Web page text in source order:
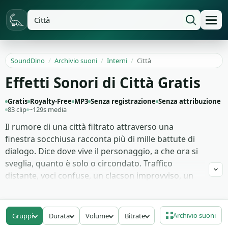
SoundDino / Archivio suoni / Interni / Città
Effetti Sonori di Città Gratis
Gratis Royalty-Free MP3 Senza registrazione Senza attribuzione
83 clip ~129s media
Il rumore di una città filtrato attraverso una
finestra socchiusa racconta più di mille battute di
dialogo. Dice dove vive il personaggio, a che ora si
sveglia, quanto è solo o circondato. Traffico
distante, voci confuse, un clacson improvviso, un
spettatore registra senza accorgersene. Per chi
monta scene d'interno, questo letto sonoro è
spesso più importante della musica stessa.
Gruppi Durata Volume Bitrate Archivio suoni